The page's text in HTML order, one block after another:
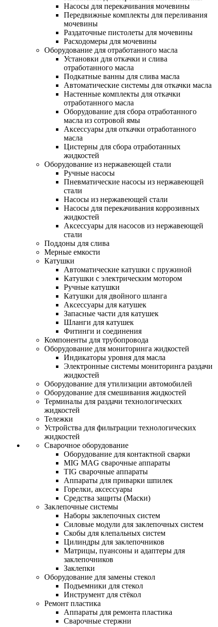
Насосы для перекачивания мочевины
Передвижные комплекты для переливания
мочевины
Раздаточные пистолеты для мочевины
Расходомеры для мочевины
Оборудование для отработанного масла
Установки для откачки и слива
отработанного масла
Подкатные ванны для слива масла
Автоматические системы для откачки масла
Настенные комплекты для откачки
отработанного масла
Оборудование для сбора отработанного
масла из сотровой ямы
Аксессуары для откачки отработанного
масла
Цистерны для сбора отработанных
жидкостей
Оборудование из нержавеющей стали
Ручные насосы
Пневматические насосы из нержавеющей
стали
Насосы из нержавеющей стали
Насосы для перекачивания коррозивных
жидкостей
Аксессуары для насосов из нержавеющей
стали
Поддоны для слива
Мерные емкости
Катушки
Автоматические катушки с пружиной
Катушки с электрическим мотором
Ручные катушки
Катушки для двойного шланга
Аксессуары для катушек
Запасные части для катушек
Шланги для катушек
Фитинги и соединения
Компоненты для трубопровода
Оборудование для мониторинга жидкостей
Индикаторы уровня для масла
Электронные системы мониторинга раздачи
жидкостей
Оборудование для утилизации автомобилей
Оборудование для смешивания жидкостей
Терминалы для раздачи технологических
жидкостей
Тележки
Устройства для фильтрации технологических
жидкостей
Сварочное оборудование
Оборудование для контактной сварки
MIG MAG сварочные аппараты
TIG сварочные аппараты
Аппараты для приварки шпилек
Горелки, аксессуары
Средства защиты (Маски)
Заклепочные системы
Наборы заклепочных систем
Силовые модули для заклепочных систем
Скобы для клепальных систем
Цилиндры для заклепочников
Матрицы, пуансоны и адаптеры для
заклепочников
Заклепки
Оборудование для замены стекол
Подъемники для стекол
Инструмент для стёкол
Ремонт пластика
Аппараты для ремонта пластика
Сварочные стержни